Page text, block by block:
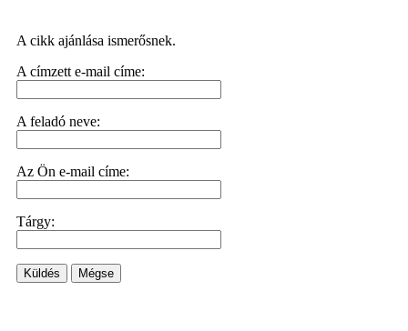
A cikk ajánlása ismerősnek.
A címzett e-mail címe:
A feladó neve:
Az Ön e-mail címe:
Tárgy:
Küldés Mégse